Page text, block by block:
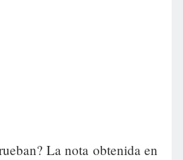
La nota obtenida en